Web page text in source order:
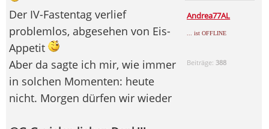
Andrea77AL
... ist OFFLINE
Beiträge: 388
Der IV-Fastentag verlief
problemlos, abgesehen von Eis-
Appetit
Aber da sagte ich mir, wie immer
in solchen Momenten: heute
nicht. Morgen dürfen wir wieder